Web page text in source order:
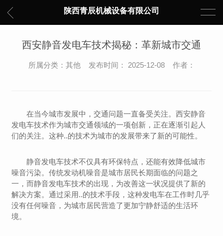
陕西青辰机械设备有限公司
西安静音发电车技术揭秘：革新城市交通
所属分类：其他 发布时间： 2025-12-08 作者：
在当今城市发展中，交通问题一直备受关注。西安静音
发电车技术作为城市交通领域的一项创新，正在逐渐引起人
们的关注。这种..的技术为城市的发展带来了新的可能性。
静音发电车技术不仅具有环保特点，还能有效降低城市
噪音污染。传统发动机噪音是城市居民长期面临的问题之
一，而静音发电车技术的出现，为改善这一状况提供了新的
解决方案。通过采用..的技术手段，这种发电车在工作时几乎
没有任何噪音，为城市居民营造了更加宁静舒适的生活环
境。